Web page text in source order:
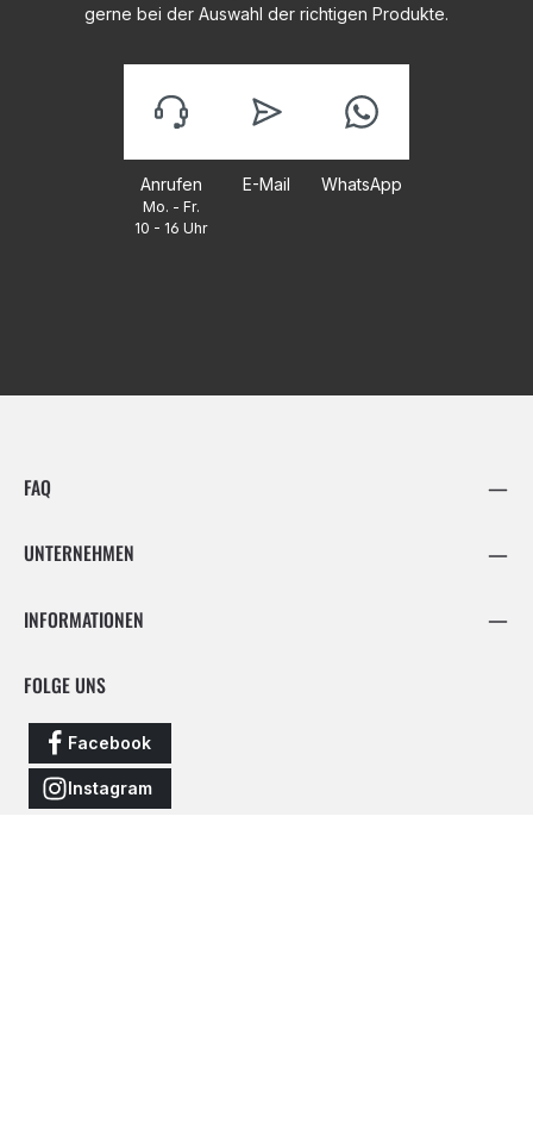
gerne bei der Auswahl der richtigen Produkte.
Anrufen
Mo. - Fr.
10 - 16 Uhr
E-Mail WhatsApp
FAQ
UNTERNEHMEN
INFORMATIONEN
FOLGE UNS
Facebook
Instagram